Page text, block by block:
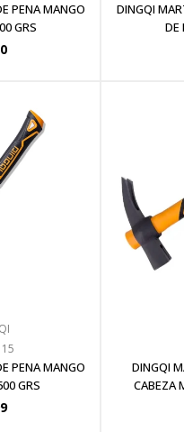
PENA MANGO
GRS
DINGQI
DE
PENA MANGO
GRS
DINGQI
CABEZA